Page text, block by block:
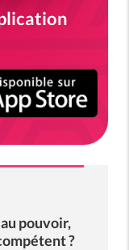
pouvoir,
?